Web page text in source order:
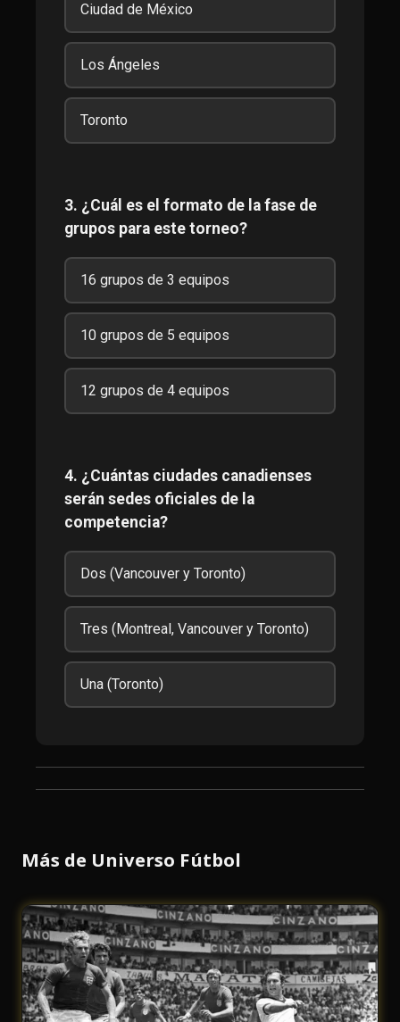
Ciudad de México
Los Ángeles
Toronto
3. ¿Cuál es el formato de la fase de
grupos para este torneo?
16 grupos de 3 equipos
10 grupos de 5 equipos
12 grupos de 4 equipos
4. ¿Cuántas ciudades canadienses
serán sedes oficiales de la
competencia?
Dos (Vancouver y Toronto)
Tres (Montreal, Vancouver y Toronto)
Una (Toronto)
Más de Universo Fútbol